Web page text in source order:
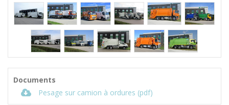
Documents
Pesage sur camion à ordures (pdf)